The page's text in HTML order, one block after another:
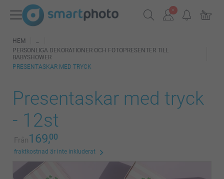
HEM
PERSONLIGA DEKORATIONER OCH FOTOPRESENTER TILL
BABYSHOWER
PRESENTASKAR MED TRYCK
Presentaskar med tryck
- 12st
Från169,00
fraktkostnad är inte inkluderat